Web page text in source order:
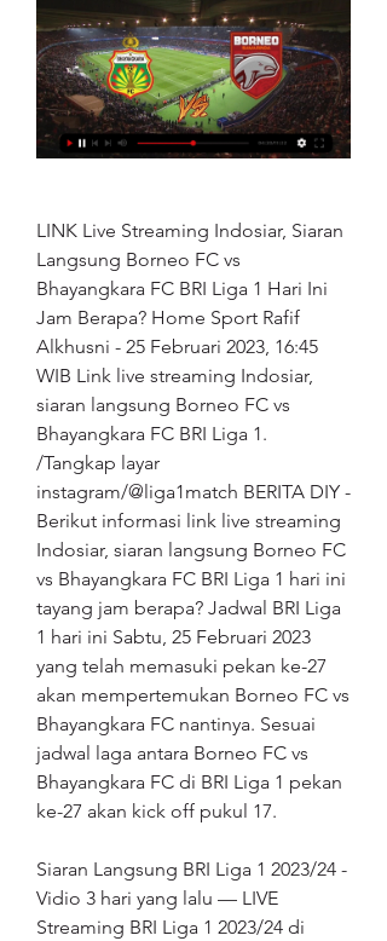
LINK Live Streaming Indosiar, Siaran
Langsung Borneo FC vs
Bhayangkara FC BRI Liga 1 Hari Ini
Jam Berapa? Home Sport Rafif
Alkhusni - 25 Februari 2023, 16:45
WIB Link live streaming Indosiar,
siaran langsung Borneo FC vs
Bhayangkara FC BRI Liga 1.
/Tangkap layar
instagram/@liga1match BERITA DIY -
Berikut informasi link live streaming
Indosiar, siaran langsung Borneo FC
vs Bhayangkara FC BRI Liga 1 hari ini
tayang jam berapa? Jadwal BRI Liga
1 hari ini Sabtu, 25 Februari 2023
yang telah memasuki pekan ke-27
akan mempertemukan Borneo FC vs
Bhayangkara FC nantinya. Sesuai
jadwal laga antara Borneo FC vs
Bhayangkara FC di BRI Liga 1 pekan
ke-27 akan kick off pukul 17.
Siaran Langsung BRI Liga 1 2023/24 -
Vidio 3 hari yang lalu — LIVE
Streaming BRI Liga 1 2023/24 di